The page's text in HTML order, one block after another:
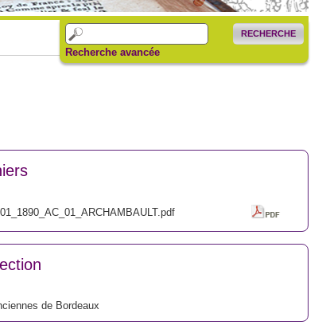
RECHERCHE
Recherche avancée
de Bordeaux